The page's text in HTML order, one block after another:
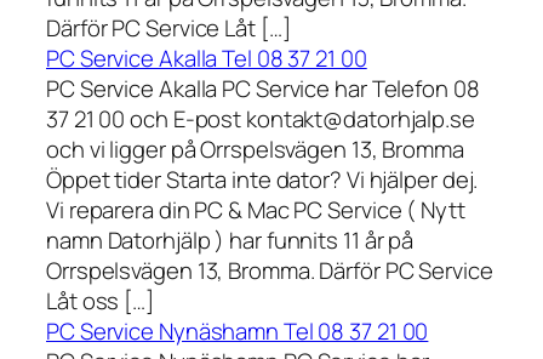
Därför PC Service Låt […]
PC Service Akalla Tel 08 37 21 00
PC Service Akalla PC Service har Telefon 08
37 21 00 och E-post kontakt@datorhjalp.se
och vi ligger på Orrspelsvägen 13, Bromma
Öppet tider Starta inte dator? Vi hjälper dej.
Vi reparera din PC & Mac PC Service ( Nytt
namn Datorhjälp ) har funnits 11 år på
Orrspelsvägen 13, Bromma. Därför PC Service
Låt oss […]
PC Service Nynäshamn Tel 08 37 21 00